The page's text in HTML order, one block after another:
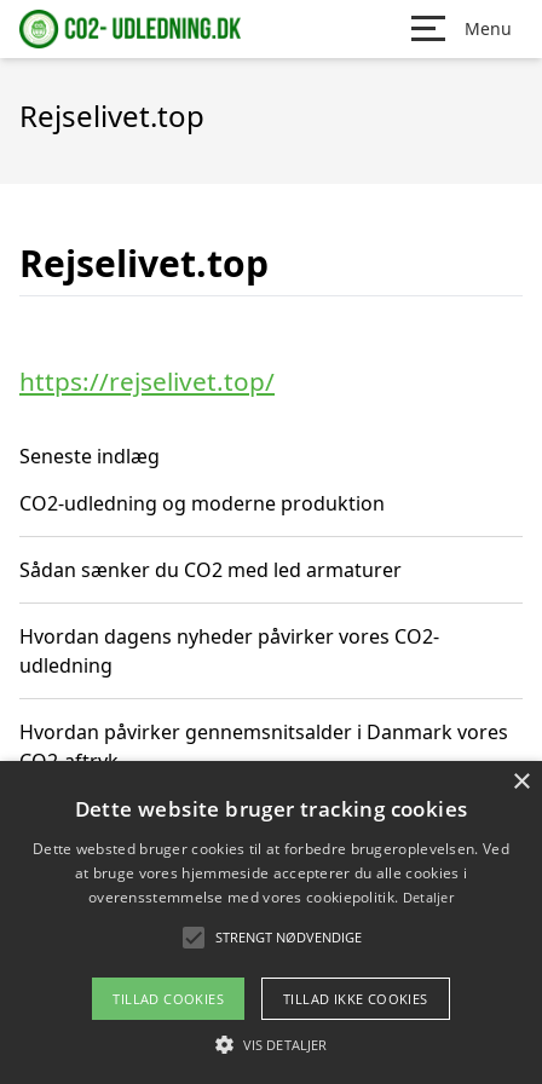
Menu
Rejselivet.top
Rejselivet.top
https://rejselivet.top/
Seneste indlæg
CO2-udledning og moderne produktion
Sådan sænker du CO2 med led armaturer
Hvordan dagens nyheder påvirker vores CO2-
udledning
Hvordan påvirker gennemsnitsalder i Danmark vores
CO2-aftryk
Hvordan nyheder om CO2-udledning påvirker vores
hverdag
Om / kontakt
Blog Betingelser
×
Dette website bruger tracking cookies
Dette websted bruger cookies til at forbedre brugeroplevelsen. Ved
at bruge vores hjemmeside accepterer du alle cookies i
overensstemmelse med vores cookiepolitik. Detaljer
STRENGT NØDVENDIGE
TILLAD COOKIES TILLAD IKKE COOKIES
VIS DETALJER